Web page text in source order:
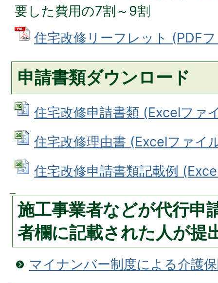
要した費用の7割～9割
住宅改修リーフレット (PDF
申請書類ダウンロード
住宅改修申請書類 (Excelファ
住宅改修理由書 (Excelファイ
住宅改修申請書類記載例
施工事業者などが代行申
者欄に記載された人が提
マイナンバー制度による介護